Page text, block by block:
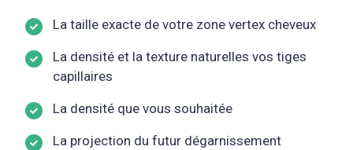
La taille exacte de votre zone vertex cheveux
La densité et la texture naturelles vos tiges
capillaires
La densité que vous souhaitée
La projection du futur dégarnissement